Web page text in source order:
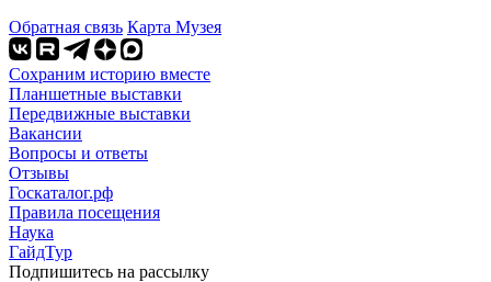
Обратная связь Карта Музея
Сохраним историю вместе
Планшетные выставки
Передвижные выставки
Вакансии
Вопросы и ответы
Отзывы
Госкаталог.рф
Правила посещения
Наука
ГайдТур
Подпишитесь на рассылку